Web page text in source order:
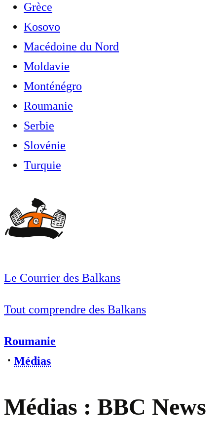
Grèce
Kosovo
Macédoine du Nord
Moldavie
Monténégro
Roumanie
Serbie
Slovénie
Turquie
Le Courrier des Balkans
Tout comprendre des Balkans
Roumanie
⋅ Médias
Médias : BBC News